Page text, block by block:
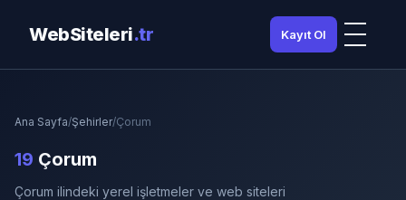
WebSiteleri.tr Kayıt Ol
Ana Sayfa/Şehirler/Çorum
19 Çorum
Çorum ilindeki yerel işletmeler ve web siteleri